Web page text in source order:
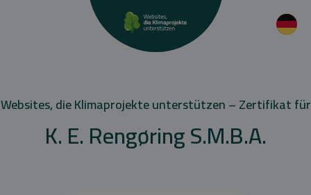
Websites, die Klimaprojekte unterstützen – Zertifikat für
K. E. Rengøring S.M.B.A.